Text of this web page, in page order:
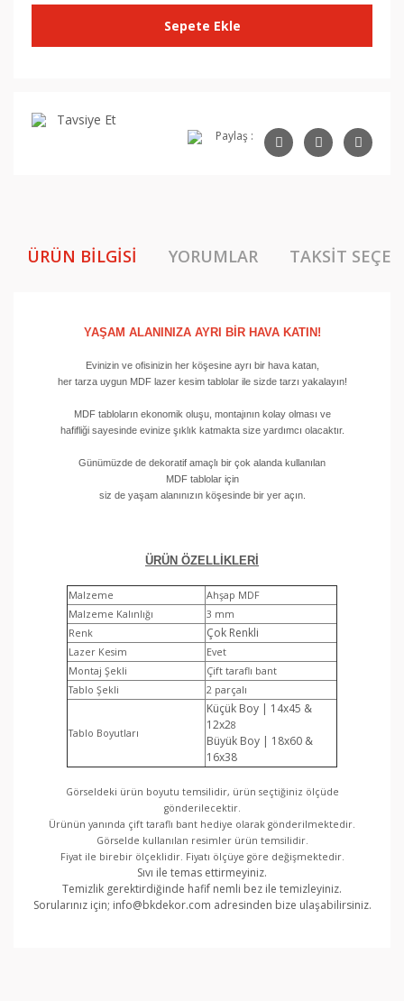
Sepete Ekle
Tavsiye Et
Paylaş :
ÜRÜN BILGISI YORUMLAR TAKSIT
YAŞAM ALANINIZA AYRI BİR HAVA KATIN!
Evinizin ve ofisinizin her köşesine ayrı bir hava katan,
her tarza uygun MDF lazer kesim tablolar ile sizde tarzı yakalayın!
MDF tabloların ekonomik oluşu, montajının kolay olması ve
hafifliği sayesinde evinize şıklık katmakta size yardımcı olacaktır.
Günümüzde de dekoratif amaçlı bir çok alanda kullanılan
MDF tablolar için
siz de yaşam alanınızın köşesinde bir yer açın.
ÜRÜN ÖZELLİKLERİ
Malzeme
Ahşap MDF
Malzeme Kalınlığı
3 mm
Renk
Çok Renkli
Lazer Kesim
Evet
Montaj Şekli
Çift taraflı bant
Tablo Şekli
2 parçalı
Tablo Boyutları
Küçük Boy | 14x45 &
12x28
Büyük Boy | 18x60 &
16x38
Görseldeki ürün boyutu temsilidir, ürün seçtiğiniz ölçüde
gönderilecektir.
Ürünün yanında çift taraflı bant hediye olarak gönderilmektedir.
Görselde kullanılan resimler ürün temsilidir.
Fiyat ile birebir ölçeklidir. Fiyatı ölçüye göre değişmektedir.
Sıvı ile temas ettirmeyiniz.
Temizlik gerektirdiğinde hafif nemli bez ile temizleyiniz.
Sorularınız için; info@bkdekor.com adresinden bize ulaşabilirsiniz.